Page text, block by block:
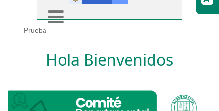
Prueba
Hola Bienvenidos